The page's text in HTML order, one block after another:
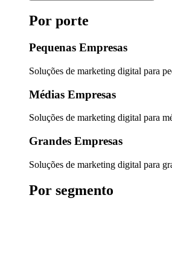
Por porte
Pequenas Empresas
Soluções de marketing digital para
Médias Empresas
Soluções de marketing digital para
Grandes Empresas
Soluções de marketing digital para
Por segmento